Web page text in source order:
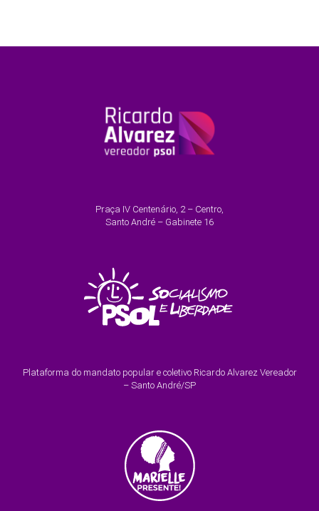
Praça IV Centenário, 2 – Centro,
Santo André – Gabinete 16
Plataforma do mandato popular e coletivo Ricardo Alvarez Vereador
– Santo André/SP